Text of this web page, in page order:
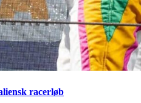
racerløb